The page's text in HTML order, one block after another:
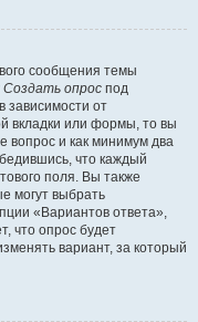
сообщения темы
Создать опрос под
зависимости от
вкладки или формы, то вы
вопрос и как минимум два
что каждый
поля. Вы также
могут выбрать
«Вариантов ответа»,
что опрос будет
вариант, за который